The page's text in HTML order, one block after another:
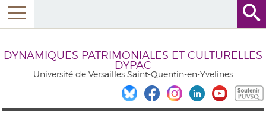
DYNAMIQUES PATRIMONIALES ET CULTURELLES
DYPAC
Université de Versailles Saint-Quentin-en-Yvelines